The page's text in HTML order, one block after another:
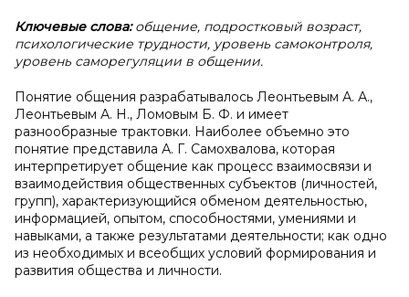
Ключевые слова:общение, подростковый возраст,
психологические трудности, уровень самоконтроля,
уровень саморегуляции в общении.
Понятие общения разрабатывалось Леонтьевым А. А.,
Леонтьевым А. Н., Ломовым Б. Ф. и имеет
разнообразные трактовки. Наиболее объемно это
понятие представила А. Г. Самохвалова, которая
интерпретирует общение как процесс взаимосвязи и
взаимодействия общественных субъектов (личностей,
групп), характеризующийся обменом деятельностью,
информацией, опытом, способностями, умениями и
навыками, а также результатами деятельности; как одно
из необходимых и всеобщих условий формирования и
развития общества и личности.